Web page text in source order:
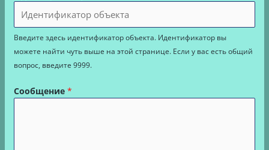
Введите здесь идентификатор объекта. Идентификатор вы
можете найти чуть выше на этой странице. Если у вас есть общий
вопрос, введите 9999.
Сообщение*